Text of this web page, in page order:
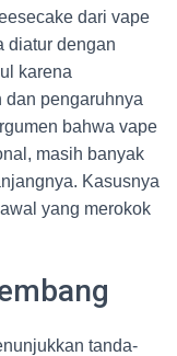
dari vape
diatur dengan
karena
dan pengaruhnya
bahwa vape
masih banyak
Kasusnya
yang merokok
tanda-